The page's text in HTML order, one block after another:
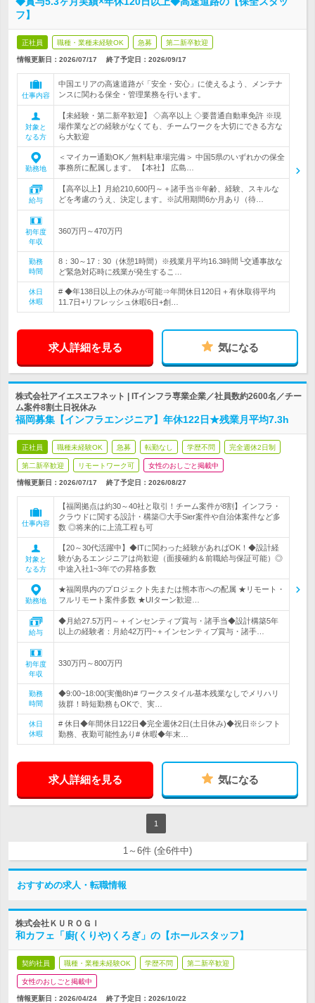
フ】
正社員 職種・業種未経験OK 急募 第二新卒歓迎
情報更新日：2026/07/17 終了予定日： 2026/09/17
仕事内容
中国エリアの高速道路が「安全・安心」に使えるよう、メンテナ
ンスに関わる保全・管理業務を行います。
対象と
なる方
【未経験・第二新卒歓迎】 ◇高卒以上 ◇要普通自動車免許 ※現
場作業などの経験がなくても、チームワークを大切にできる方な
ら大歓迎
勤務地
＜マイカー通勤OK／無料駐車場完備＞ 中国5県のいずれかの保全
事務所に配属します。 【本社】 広島…
給与
【高卒以上】月給210,600円～＋諸手当※年齢、経験、スキルな
どを考慮のうえ、決定します。※試用期間6か月あり（待…
初年度
年収
360万円～470万円
勤務
時間
8：30～17：30（休憩1時間）※残業月平均16.3時間└交通事故な
ど緊急対応時に残業が発生するこ…
休日
休暇
# ◆年138日以上の休みが可能⇒年間休日120日＋有休取得平均
11.7日+リフレッシュ休暇6日+創…
求人詳細を見る 気になる
株式会社アイエスエフネット | ITインフラ専業企業／社員数約2600名／チー
ム案件8割土日祝休み
福岡募集【インフラエンジニア】年休122日★残業月平均7.3h
正社員 職種未経験OK 急募 転勤なし 学歴不問 完全週休2日制
第二新卒歓迎 リモートワーク可 女性のおしごと掲載中
情報更新日：2026/07/17 終了予定日： 2026/08/27
仕事内容
【福岡拠点は約30～40社と取引！チーム案件が8割】インフラ・
クラウドに関する設計・構築◎大手Sier案件や自治体案件など多
数 ◎将来的に上流工程も可
対象と
なる方
【20～30代活躍中】◆ITに関わった経験があればOK！◆設計経
験があるエンジニアは尚歓迎（面接確約＆前職給与保証可能）◎
中途入社1~3年での昇格多数
勤務地
★福岡県内のプロジェクト先または熊本市への配属 ★リモート・
フルリモート案件多数 ★UIターン歓迎…
給与
◆月給27.5万円～＋インセンティブ賞与・諸手当◆設計構築5年
以上の経験者：月給42万円~＋インセンティブ賞与・諸手…
初年度
年収
330万円～800万円
勤務
時間
◆9:00~18:00(実働8h)# ワークスタイル基本残業なしでメリハリ
抜群！時短勤務もOKで、実…
休日
休暇
# 休日◆年間休日122日◆完全週休2日(土日休み)◆祝日※シフト
勤務、夜勤可能性あり# 休暇◆年末…
求人詳細を見る 気になる
1
1～6件 (全6件中)
おすすめの求人・転職情報
株式会社ＫＵＲＯＧＩ
和カフェ「廚(くりや)くろぎ」の【ホールスタッフ】
契約社員 職種・業種未経験OK 学歴不問 第二新卒歓迎
女性のおしごと掲載中
情報更新日：2026/04/24 終了予定日： 2026/10/22